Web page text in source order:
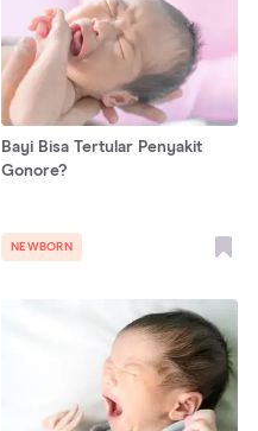
Bayi Bisa Tertular Penyakit
Gonore?
NEWBORN